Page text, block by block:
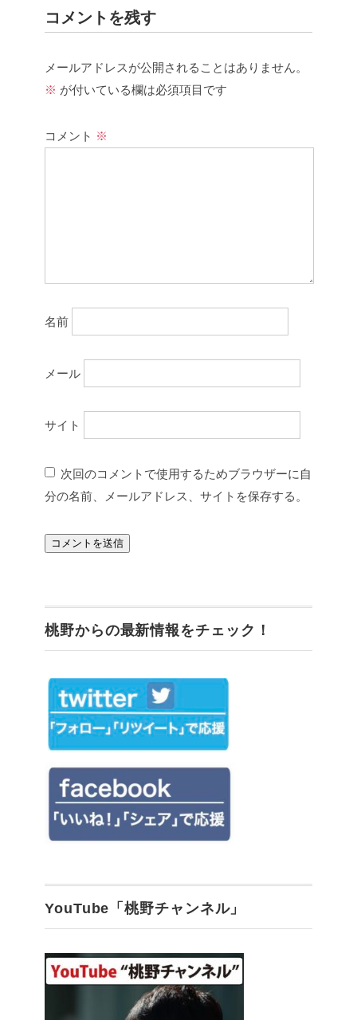
コメントを残す
メールアドレスが公開されることはありません。
※ が付いている欄は必須項目です
コメント ※
名前
メール
サイト
次回のコメントで使用するためブラウザーに自
分の名前、メールアドレス、サイトを保存する。
桃野からの最新情報をチェック！
YouTube「桃野チャンネル」